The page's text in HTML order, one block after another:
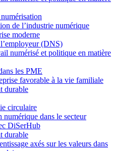
de l’industrie numérique
moderne
(DNS)
numérisé et politique en matière
les PME
favorable à la vie familiale
durable
circulaire
numérique dans le secteur
DiSerHub
durable
axés sur les valeurs dans